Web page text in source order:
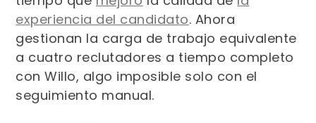
experiencia del candidato. Ahora
gestionan la carga de trabajo equivalente
a cuatro reclutadores a tiempo completo
con Willo, algo imposible solo con el
seguimiento manual.